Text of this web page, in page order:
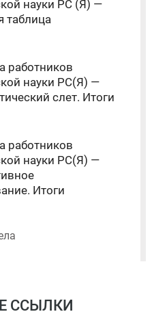
науки РС (Я) —
таблица
работников
науки РС(Я) —
слет. Итоги
работников
науки РС(Я) —
Итоги
ССЫЛКИ